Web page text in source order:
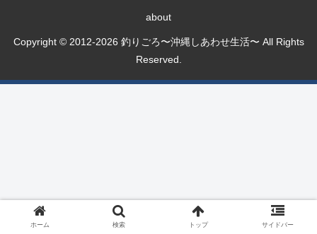
about
Copyright © 2012-2026 釣りごろ〜沖縄しあわせ生活〜 All Rights
Reserved.
ホーム 検索 トップ サイドバー